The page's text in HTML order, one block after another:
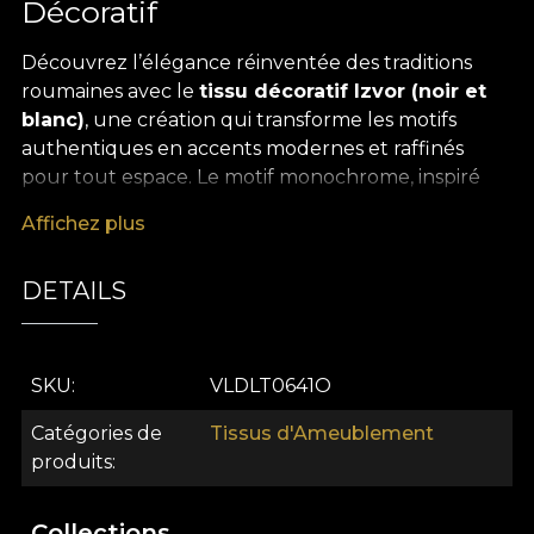
Décoratif
Découvrez l’élégance réinventée des traditions
roumaines avec le tissu décoratif Izvor (noir et
blanc), une création qui transforme les motifs
authentiques en accents modernes et raffinés
pour tout espace. Le motif monochrome, inspiré
populaires, retranscrit l’histoire ancestrale des
graphique singulière, où les détails abstraits,
végétaux ou géométriques se fondent avec
tissu une présence intemporelle, parfaite pour les
intérieurs en quête d’un équilibre subtil entre
tradition et contemporain.
La polyvalence de cetissu décoratif premiumen
Affichez plus
DETAILS
SKU VLDLT0641O
Catégories de
produits
Tissus d'Ameublement